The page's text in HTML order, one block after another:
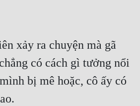
xảy ra chuyện mà gã
có cách gì tưởng nổi
bị mê hoặc, cô ấy có